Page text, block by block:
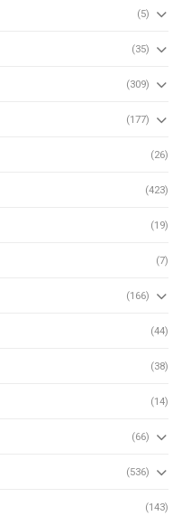
(5)
(35)
(309)
(177)
(26)
(423)
(19)
(7)
(166)
(44)
(38)
(14)
(66)
(536)
(143)